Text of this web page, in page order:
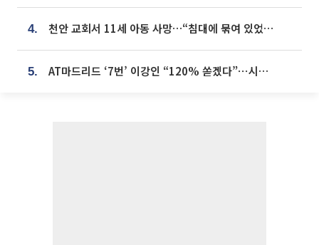
4. 천안 교회서 11세 아동 사망…“침대에 묶여 있었다” 진술 확보
5. AT마드리드 ‘7번’ 이강인 “120% 쏟겠다”⋯시메오네 감독 “필요한 선수”